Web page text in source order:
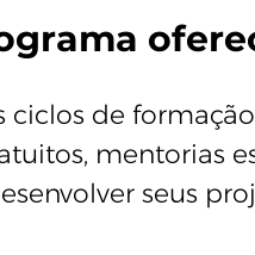
ciclos de
mentorias
seus